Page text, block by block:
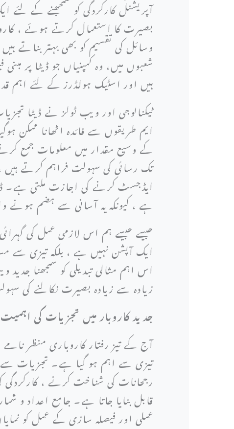
آپریشنل کارکردگی کو سمجھنے کے
بصیرت کا استعمال کرتے ہوئے ،
وسائل کی تقسیم کو بھی بہتر بناتے
شعبوں میں، وہ کمپنیاں جو ڈیٹا پر
ہیں اور اسٹیک ہولڈرز کے لئے اہم
ٹیکنالوجی اور ویب ٹولز نے ڈیٹا
ایم طریقوں سے فائدہ اٹھانا ممکن
کے وسیع مقدار میں معلومات جمع
تک رسائی کی سہولت فراہم کرتے ہیں
ایڈجسٹ کرنے کی اجازت ملتی ہے۔
ہے ، کیونکہ یہ آسانی سے ہضم ہونے
جیسے جیسے ہم اس لازمی عمل کی
ایک آپشن نہیں ہے ، بلکہ تیزی سے
اس اہم مثالی تبدیلی کو سمجھنا
زیادہ سے زیادہ بصیرت نکالنے کی
جدید کاروبار میں تجزیات کی اہمیت
آج کے تیز رفتار کاروباری منظر
تیزی سے اہم ہو گیا ہے۔ تجزیات سے
رجحانات کی شناخت کرنے ،
قابل بنایا جاتا ہے۔ جامع اعداد و
عملی اور فیصلہ سازی کے عمل کو